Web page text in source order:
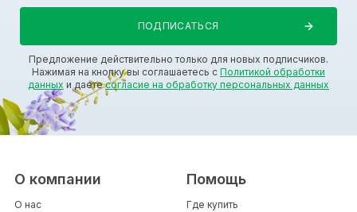
Предложение действительно только для новых подписчиков.
Нажимая на кнопку вы соглашаетесь с Политикой обработки
данных и даетесогласие на обработку персональных данных
О компании
О нас
Помощь
Где купить